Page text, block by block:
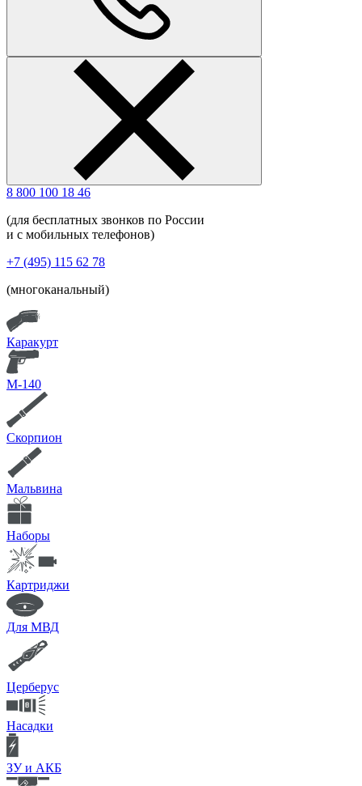
8 800 100 18 46
(для бесплатных звонков по России
и с мобильных телефонов)
+7 (495) 115 62 78
(многоканальный)
Каракурт
М-140
Скорпион
Мальвина
Наборы
Картриджи
Для МВД
Церберус
Насадки
ЗУ и АКБ